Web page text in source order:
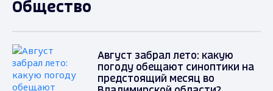
Общество
Август забрал лето: какую
погоду обещают синоптики на
предстоящий месяц во